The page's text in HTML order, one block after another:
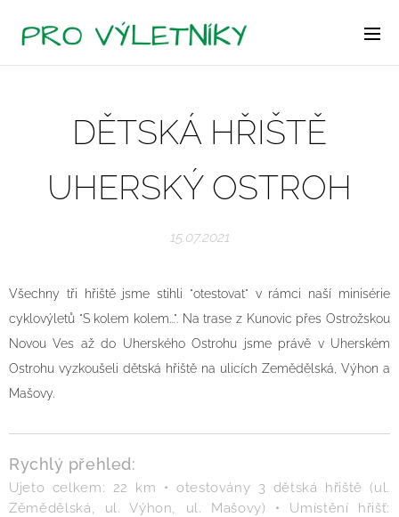
DĚTSKÁ HŘIŠTĚ
UHERSKÝ OSTROH
15.07.2021
Všechny tři hřiště jsme stihli "otestovat" v rámci naší minisérie
cyklovýletů "S kolem kolem...". Na trase z Kunovic přes Ostrožskou
Novou Ves až do Uherského Ostrohu jsme právě v Uherském
Ostrohu vyzkoušeli dětská hřiště na ulicích Zemědělská, Výhon a
Mašovy.
Rychlý přehled:
Ujeto celkem: 22 km • otestovány 3 dětská hřiště (ul.
Zěmědělská, ul. Výhon, ul. Mašovy) • Umístění hřišť: